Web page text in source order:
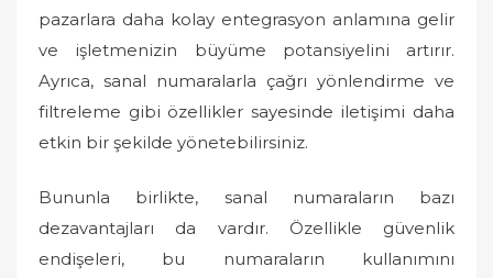
pazarlara daha kolay entegrasyon anlamına gelir
ve işletmenizin büyüme potansiyelini artırır.
Ayrıca, sanal numaralarla çağrı yönlendirme ve
filtreleme gibi özellikler sayesinde iletişimi daha
etkin bir şekilde yönetebilirsiniz.
Bununla birlikte, sanal numaraların bazı
dezavantajları da vardır. Özellikle güvenlik
endişeleri, bu numaraların kullanımını